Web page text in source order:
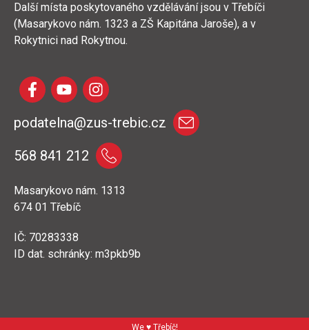
Další místa poskytovaného vzdělávání jsou v Třebíči
(Masarykovo nám. 1323 a ZŠ Kapitána Jaroše), a v
Rokytnici nad Rokytnou.
podatelna@zus-trebic.cz
568 841 212
Masarykovo nám. 1313
674 01 Třebíč
IČ: 70283338
ID dat. schránky: m3pkb9b
We ♥ Třebíč!